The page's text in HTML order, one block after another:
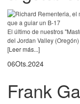
El último de nuestros
del Jordan Valley
[Leer más...]
06Ots.2024
Frank